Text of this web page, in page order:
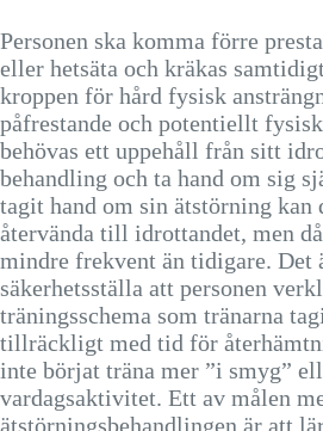
Personen ska komma förre
eller hetsäta och kräkas
kroppen för hård fysisk
påfrestande och potentiellt
behövas ett uppehåll från sitt
behandling och ta hand om sig
tagit hand om sin ätstörning kan
återvända till idrottandet, men
mindre frekvent än tidigare. Det
säkerhetsställa att personen
träningsschema som tränarna
tillräckligt med tid för
inte börjat träna mer ”i smyg”
vardagsaktivitet. Ett av målen
ätstörningsbehandlingen är att